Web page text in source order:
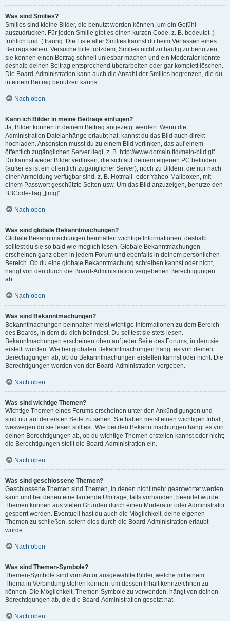
Was sind Smilies?
Smilies sind kleine Bilder, die benutzt werden können, um ein Gefühl
auszudrücken. Für jeden Smilie gibt es einen kurzen Code, z. B. bedeutet :)
fröhlich und :( traurig. Die Liste aller Smilies kannst du beim Verfassen eines
Beitrags sehen. Versuche bitte trotzdem, Smilies nicht zu häufig zu benutzen,
sie können einen Beitrag schnell unlesbar machen und ein Moderator könnte
deshalb deinen Beitrag entsprechend überarbeiten oder gar komplett löschen.
Die Board-Administration kann auch die Anzahl der Smilies begrenzen, die du
in einem Beitrag benutzen kannst.
Nach oben
Kann ich Bilder in meine Beiträge einfügen?
Ja, Bilder können in deinem Beitrag angezeigt werden. Wenn die
Administration Dateianhänge erlaubt hat, kannst du das Bild auch direkt
hochladen. Ansonsten musst du zu einem Bild verlinken, das auf einem
öffentlich zugänglichen Server liegt, z. B. http://www.domain.tld/mein-bild.gif.
Du kannst weder Bilder verlinken, die sich auf deinem eigenen PC befinden
(außer es ist ein öffentlich zugänglicher Server), noch zu Bildern, die nur nach
einer Anmeldung verfügbar sind, z. B. Hotmail- oder Yahoo-Mailboxen, mit
einem Passwort geschützte Seiten usw. Um das Bild anzuzeigen, benutze den
BBCode-Tag „[img]“.
Nach oben
Was sind globale Bekanntmachungen?
Globale Bekanntmachungen beinhalten wichtige Informationen, deshalb
solltest du sie so bald wie möglich lesen. Globale Bekanntmachungen
erscheinen ganz oben in jedem Forum und ebenfalls in deinem persönlichen
Bereich. Ob du eine globale Bekanntmachung schreiben kannst oder nicht,
hängt von den durch die Board-Administration vergebenen Berechtigungen
ab.
Nach oben
Was sind Bekanntmachungen?
Bekanntmachungen beinhalten meist wichtige Informationen zu dem Bereich
des Boards, in dem du dich befindest. Du solltest sie stets lesen.
Bekanntmachungen erscheinen oben auf jeder Seite des Forums, in dem sie
erstellt wurden. Wie bei globalen Bekanntmachungen hängt es von deinen
Berechtigungen ab, ob du Bekanntmachungen erstellen kannst oder nicht. Die
Berechtigungen werden von der Board-Administration vergeben.
Nach oben
Was sind wichtige Themen?
Wichtige Themen eines Forums erscheinen unter den Ankündigungen und
sind nur auf der ersten Seite zu sehen. Sie haben meist einen wichtigen Inhalt,
weswegen du sie lesen solltest. Wie bei den Bekanntmachungen hängt es von
deinen Berechtigungen ab, ob du wichtige Themen erstellen kannst oder nicht;
die Berechtigungen stellt die Board-Administration ein.
Nach oben
Was sind geschlossene Themen?
Geschlossene Themen sind Themen, in denen nicht mehr geantwortet werden
kann und bei denen eine laufende Umfrage, falls vorhanden, beendet wurde.
Themen können aus vielen Gründen durch einen Moderator oder Administrator
gesperrt werden. Eventuell hast du auch die Möglichkeit, deine eigenen
Themen zu schließen, sofern dies durch die Board-Administration erlaubt
wurde.
Nach oben
Was sind Themen-Symbole?
Themen-Symbole sind vom Autor ausgewählte Bilder, welche mit einem
Thema in Verbindung stehen können, um dessen Inhalt kennzeichnen zu
können. Die Möglichkeit, Themen-Symbole zu verwenden, hängt von deinen
Berechtigungen ab, die die Board-Administration gesetzt hat.
Nach oben